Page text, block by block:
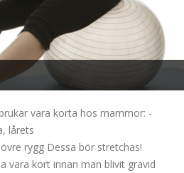
vara korta hos mammor: -
lårets
rygg Dessa bör stretchas!
vara kort innan man blivit gravid